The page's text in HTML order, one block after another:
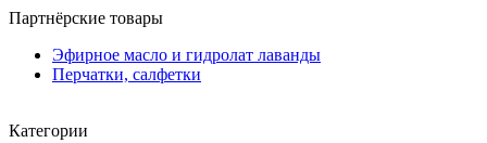
Партнёрские товары
Эфирное масло и гидролат лаванды
Перчатки, салфетки
Категории